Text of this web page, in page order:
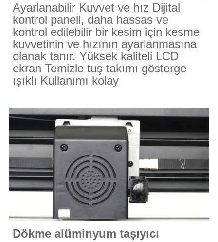
Ayarlanabilir Kuvvet ve hız Dijital
kontrol paneli, daha hassas ve
kontrol edilebilir bir kesim için kesme
kuvvetinin ve hızının ayarlanmasına
olanak tanır. Yüksek kaliteli LCD
ekran Temizle tuş takımı gösterge
ışıklı Kullanımı kolay
Dökme alüminyum taşıyıcı